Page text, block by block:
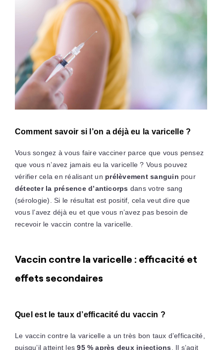
Comment savoir si l’on a déjà eu la varicelle ?
Vous songez à vous faire vacciner parce que vous pensez
que vous n’avez jamais eu la varicelle ? Vous pouvez
vérifier cela en réalisant un prélèvement sanguin pour
détecter la présence d’anticorps dans votre sang
(sérologie). Si le résultat est positif, cela veut dire que
vous l’avez déjà eu et que vous n’avez pas besoin de
recevoir le vaccin contre la varicelle.
Vaccin contre la varicelle : efficacité et
effets secondaires
Quel est le taux d’efficacité du vaccin ?
Le vaccin contre la varicelle a un très bon taux d’efficacité,
puisqu’il atteint les95 % après deux injections. Il s’agit